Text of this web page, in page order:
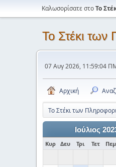
Καλωσορίσατε στοΤο
Το Στέκι των
07 Αυγ 2026, 11:59:04
Αρχική
Το Στέκι των
Ιούλιος
Κυρ Δευ Τρι Τετ Πεμ